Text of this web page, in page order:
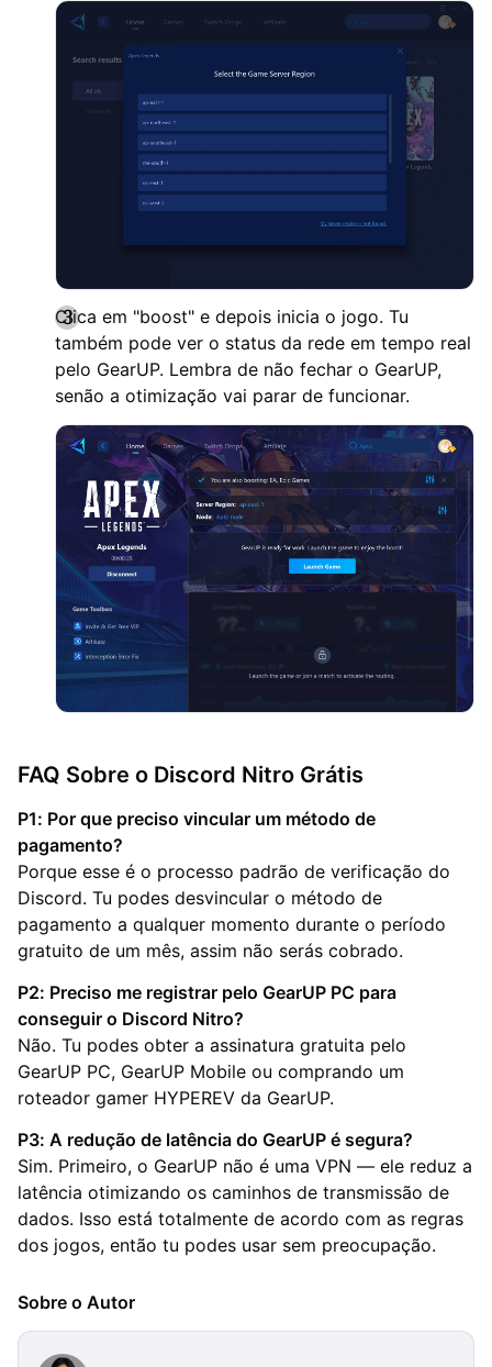
Clica em "boost" e depois inicia o jogo. Tu
também pode ver o status da rede em tempo real
pelo GearUP. Lembra de não fechar o GearUP,
senão a otimização vai parar de funcionar.
FAQ Sobre o Discord Nitro Grátis
P1: Por que preciso vincular um método de
pagamento?
Porque esse é o processo padrão de verificação do
Discord. Tu podes desvincular o método de
pagamento a qualquer momento durante o período
gratuito de um mês, assim não serás cobrado.
P2: Preciso me registrar pelo GearUP PC para
conseguir o Discord Nitro?
Não. Tu podes obter a assinatura gratuita pelo
GearUP PC, GearUP Mobile ou comprando um
roteador gamer HYPEREV da GearUP.
P3: A redução de latência do GearUP é segura?
Sim. Primeiro, o GearUP não é uma VPN — ele reduz a
latência otimizando os caminhos de transmissão de
dados. Isso está totalmente de acordo com as regras
dos jogos, então tu podes usar sem preocupação.
Sobre o Autor